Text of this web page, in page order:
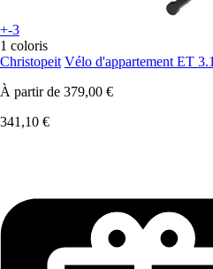
+-3
1 coloris
Christopeit Vélo d'appartement ET 3.1
À partir de 379,00 €
341,10 €